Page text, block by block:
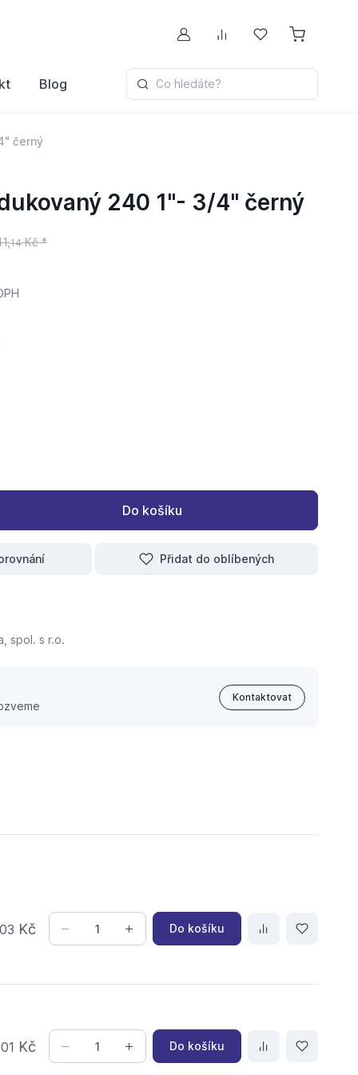
Můj účetPorovnávání
Oblíbené
Blog Co hledáte?
černý
240 1"- 3/4" černý
14Kč *
240 1"- 3/4" černý240 6/4"- 5/4" černý
Do košíku
Přidat do oblíbených
spol. s r.o.
Kontaktovat
03 Kč Do košíku
01 Kč Do košíku